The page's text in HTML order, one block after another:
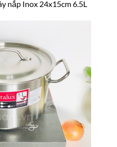
nắp Inox 24x15cm 6.5L